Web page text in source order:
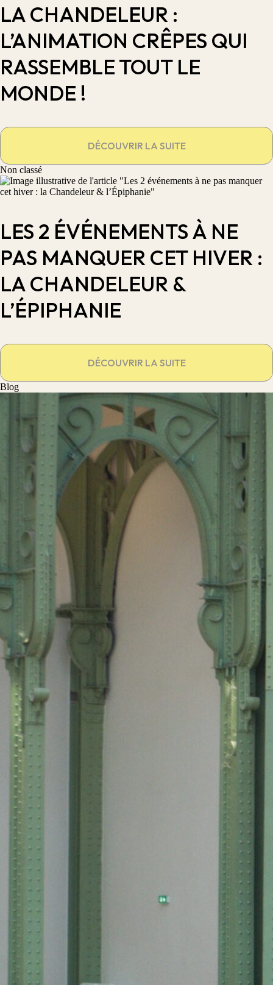
LA CHANDELEUR :
L’ANIMATION CRÊPES QUI
RASSEMBLE TOUT LE
MONDE !
DÉCOUVRIR LA SUITE
Non classé
LES 2 ÉVÉNEMENTS À NE
PAS MANQUER CET HIVER :
LA CHANDELEUR &
L’ÉPIPHANIE
DÉCOUVRIR LA SUITE
Blog